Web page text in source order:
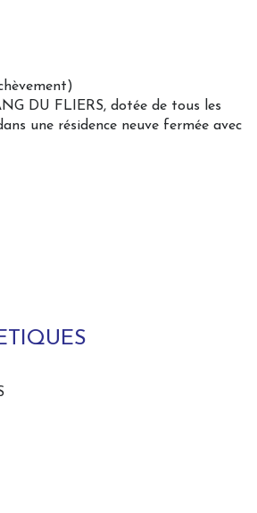
DU FLIERS, dotée de tous les
une résidence neuve fermée avec
pour vos moments de détente